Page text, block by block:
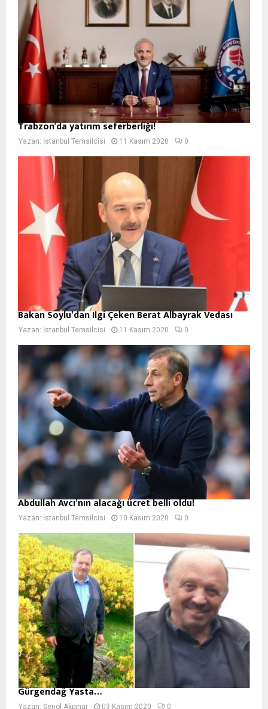
Trabzon’da yatırım seferberliği!
Yazan: İstanbul Temsilcisi 11 Kasım 2020 0
Bakan Soylu’dan İlgi Çeken Berat Albayrak Vedası
Yazan: İstanbul Temsilcisi 11 Kasım 2020 0
Abdullah Avcı’nın alacağı ücret belli oldu!
Yazan: İstanbul Temsilcisi 10 Kasım 2020 0
Gürgendağ Yasta…
Yazan: Şenol Akpınar 03 Kasım 2020 0